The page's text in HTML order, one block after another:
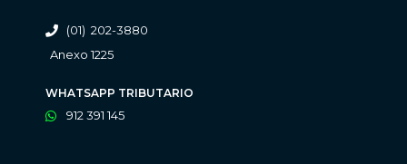
(01) 202-3880
Anexo 1225
WHATSAPP TRIBUTARIO
912 391 145